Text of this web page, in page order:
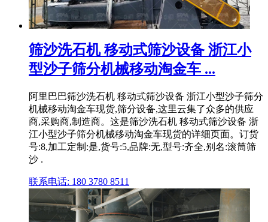
筛沙洗石机 移动式筛沙设备 浙江小
型沙子筛分机械移动淘金车 ...
阿里巴巴筛沙洗石机 移动式筛沙设备 浙江小型沙子筛分
机械移动淘金车现货,筛分设备,这里云集了众多的供应
商,采购商,制造商。这是筛沙洗石机 移动式筛沙设备 浙
江小型沙子筛分机械移动淘金车现货的详细页面。订货
号:8,加工定制:是,货号:5,品牌:无,型号:齐全,别名:滚筒筛
沙 .
联系电话: 180 3780 8511